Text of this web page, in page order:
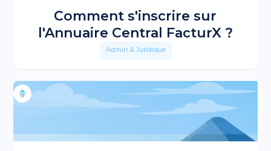
Comment s'inscrire sur
l'Annuaire Central FacturX ?
Admin & Juridique